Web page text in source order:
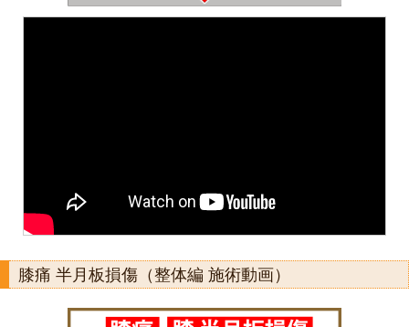
膝痛 半月板損傷（整体編 施術動画）